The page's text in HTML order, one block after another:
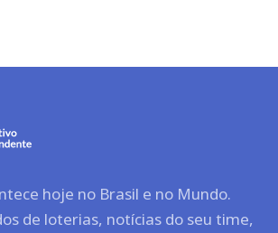
hoje no Brasil e no Mundo.
de loterias, notícias do seu time,